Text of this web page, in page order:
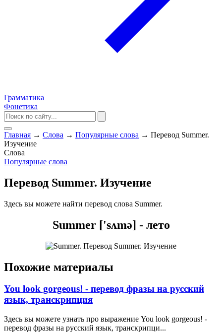
Грамматика
Фонетика
Главная → Слова → Популярные слова → Перевод Summer.
Изучение
Слова
Популярные слова
Перевод Summer. Изучение
Здесь вы можете найти перевод слова Summer.
Summer ['sʌmə] - лето
Похожие материалы
You look gorgeous! - перевод фразы на русский
язык, транскрипция
Здесь вы можете узнать про выражение You look gorgeous! -
перевод фразы на русский язык, транскрипци...